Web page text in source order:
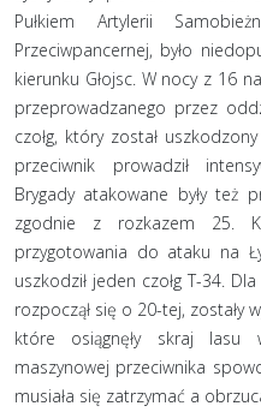
Pułkiem Artylerii
Przeciwpancernej, było
kierunku Głojsc. W nocy z 16
przeprowadzanego przez
czołg, który został
przeciwnik prowadził
Brygady atakowane były też
zgodnie z rozkazem 25.
przygotowania do ataku na
uszkodził jeden czołg T-34.
rozpoczął się o 20-tej, zostały
które osiągnęły skraj
maszynowej przeciwnika
musiała się zatrzymać a